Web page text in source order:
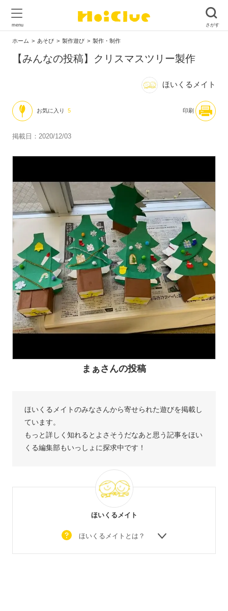
ホーム あそび 製作遊び 製作・制作
【みんなの投稿】クリスマスツリー製作
ほいくるメイト
お気に入り 5 印刷
掲載日：2020/12/03
まぁさんの投稿
ほいくるメイトのみなさんから寄せられた遊びを掲載し
ています。
もっと詳しく知れるとよさそうだなあと思う記事をほい
くる編集部もいっしょに探求中です！
ほいくるメイト
ほいくるメイトとは？